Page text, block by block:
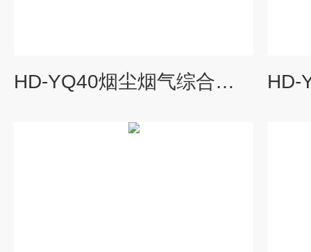
HD-YQ40烟尘烟气综合分析仪